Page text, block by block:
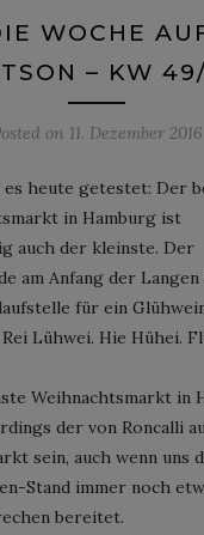
WOCHE
– KW
on 11. Dezember 2016
es heute getestet: Der
in Hamburg ist
auch der kleinste. Der
am Anfang der
für ein
Lühwei. Hie Hühei.
Weihnachtsmarkt in
der von Roncalli
sein, auch wenn uns
Stand immer noch
bereitet.